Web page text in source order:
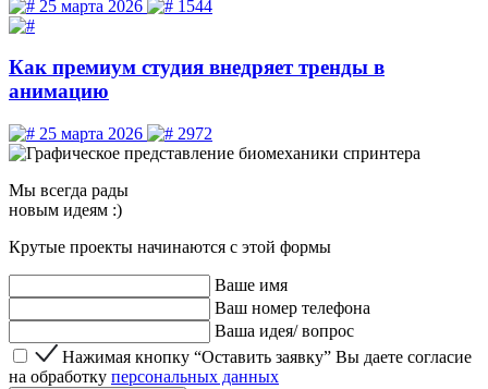
25 марта 2026 1544
Как премиум студия внедряет тренды в
анимацию
25 марта 2026 2972
Мы всегда рады
новым идеям :)
Крутые проекты начинаются с этой формы
Ваше имя
Ваш номер телефона
Ваша идея/ вопрос
Нажимая кнопку “Оставить заявку” Вы даете согласие
Нажимая кнопку “Оставить заявку” Вы даете согласие
на обработку персональных данных